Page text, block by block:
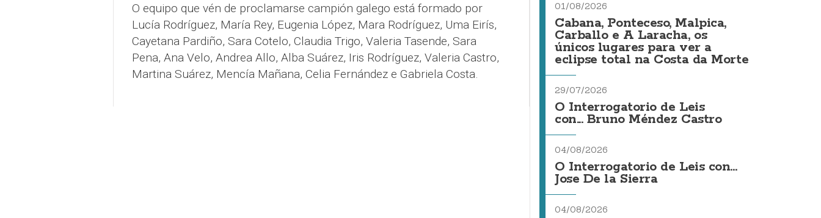
O equipo que vén de proclamarse campión galego está formado por
Lucía Rodríguez, María Rey, Eugenia López, Mara Rodríguez, Uma Eirís,
Cayetana Pardiño, Sara Cotelo, Claudia Trigo, Valeria Tasende, Sara
Pena, Ana Velo, Andrea Allo, Alba Suárez, Iris Rodríguez, Valeria Castro,
Martina Suárez, Mencía Mañana, Celia Fernández e Gabriela Costa.
01/08/2026
Cabana, Ponteceso, Malpica,
Carballo e A Laracha, os
únicos lugares para ver a
eclipse total na Costa da Morte
29/07/2026
O Interrogatorio de Leis
con... Bruno Méndez Castro
04/08/2026
O Interrogatorio de Leis con...
Jose De la Sierra
04/08/2026